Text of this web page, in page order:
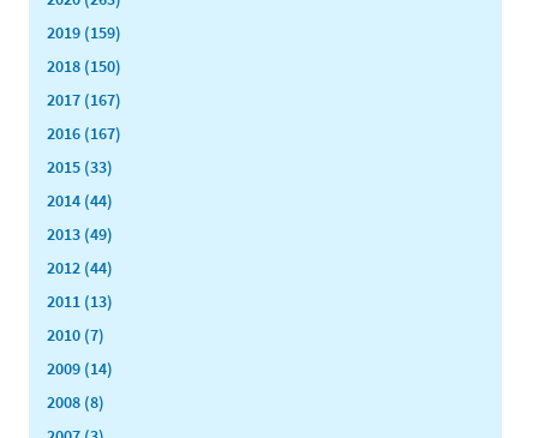
2019 (159)
2018 (150)
2017 (167)
2016 (167)
2015 (33)
2014 (44)
2013 (49)
2012 (44)
2011 (13)
2010 (7)
2009 (14)
2008 (8)